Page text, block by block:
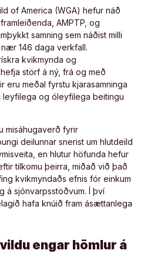
of America (WGA) hefur náð
AMPTP, og
samning sem náðist milli
146 daga verkfall.
kvikmynda og
störf á ný, frá og með
eru meðal fyrstu kjarasamninga
og óleyfilega beitingu
misáhugaverð fyrir
deilunnar snerist um hlutdeild
en hlutur höfunda hefur
tilkomu þeirra, miðað við það
kvikmyndaðs efnis fór einkum
á sjónvarpsstöðvum. Í því
hafa knúið fram ásættanlega
engar hömlur á